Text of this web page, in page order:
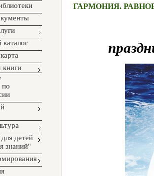
книги
по
детей
знаний"
ГАРМОНИЯ.